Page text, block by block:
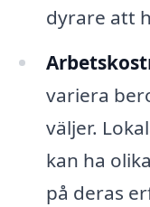
dyrare att
variera
väljer.
kan ha
på deras